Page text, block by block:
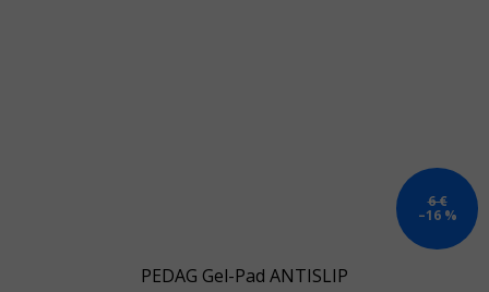
6 €
–16 %
PEDAG Gel-Pad ANTISLIP